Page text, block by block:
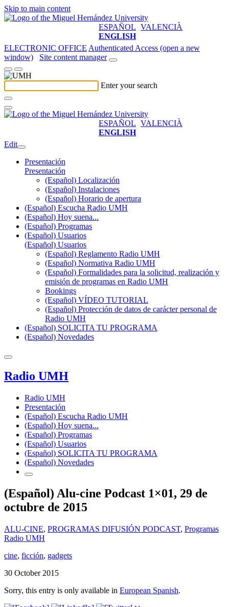
Skip to main content
ESPAÑOL VALENCIÀ
ENGLISH
ELECTRONIC OFFICE Authenticated Access (open a new
window)
Site content manager
Enter your search
ESPAÑOL VALENCIÀ
ENGLISH
Edit
Presentación
Presentación
(Español) Localización
(Español) Instalaciones
(Español) Horario de apertura
(Español) Escucha Radio UMH
(Español) Hoy suena...
(Español) Programas
(Español) Usuarios
(Español) Usuarios
(Español) Reglamento Radio UMH
(Español) Normativa Radio UMH
(Español) Formalidades para la solicitud, realización y
emisión de programas en Radio UMH
Bookings
(Español) VÍDEO TUTORIAL
(Español) Protección de datos de carácter personal de
Radio UMH
(Español) SOLICITA TU PROGRAMA
(Español) Novedades
Radio UMH
Radio UMH
Presentación
(Español) Escucha Radio UMH
(Español) Hoy suena...
(Español) Programas
(Español) Usuarios
(Español) SOLICITA TU PROGRAMA
(Español) Novedades
(Español) Alu-cine Podcast 1×01, 29 de
octubre de 2015
ALU-CINE, PROGRAMAS DIFUSIÓN PODCAST, Programas
Radio UMH
cine, ficción, gadgets
30 October 2015
Sorry, this entry is only available in European Spanish.